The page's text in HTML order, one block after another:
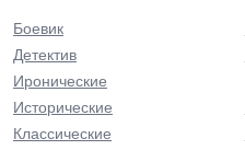
Боевик
Детектив
Иронические
Исторические
Классические